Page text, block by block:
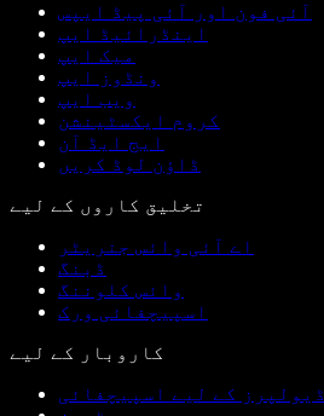
آئی فون اور آئی پیڈ ایپس
اینڈرائیڈ ایپ
میک ایپ
ونڈوز ایپ
ویب ایپ
کروم ایکسٹینشن
ایج ایڈ آن
ڈاؤن لوڈ کریں
تخلیق کاروں کے لیے
اے آئی وائس جنریٹر
ڈبنگ
وائس کلوننگ
اسپیچفائی ورک
کاروبار کے لیے
ڈیولپرز کے لیے اسپیچفائی